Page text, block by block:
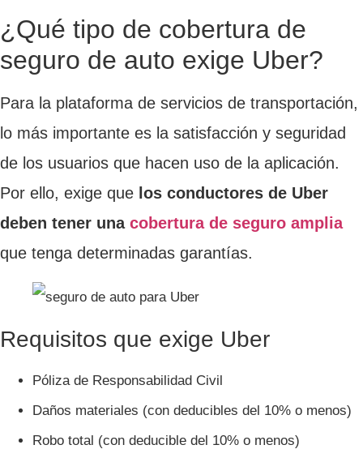
¿Qué tipo de cobertura de
seguro de auto exige Uber?
Para la plataforma de servicios de transportación,
lo más importante es la satisfacción y seguridad
de los usuarios que hacen uso de la aplicación.
Por ello, exige que los conductores de Uber
deben tener una cobertura de seguro amplia
que tenga determinadas garantías.
Requisitos que exige Uber
Póliza de Responsabilidad Civil
Daños materiales (con deducibles del 10% o menos)
Robo total (con deducible del 10% o menos)